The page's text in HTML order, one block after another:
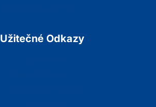
Užitečné Odkazy